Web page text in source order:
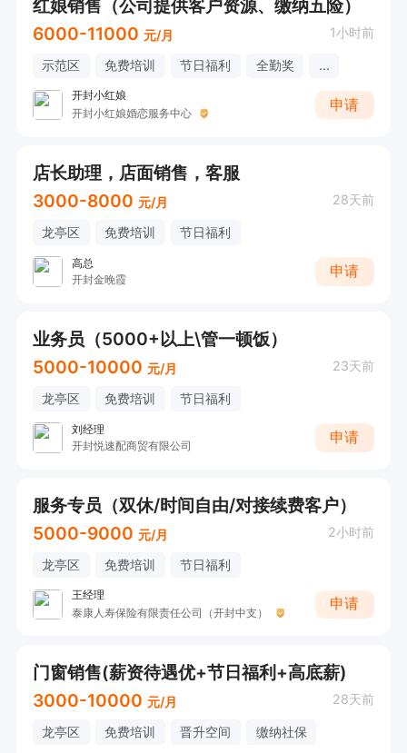
红娘销售（公司提供客户资源、缴纳五险）
6000-11000 元/月 1小时前
示范区 免费培训 节日福利 全勤奖 ...
开封小红娘
开封小红娘婚恋服务中心
申请
店长助理，店面销售，客服
3000-8000 元/月 28天前
龙亭区 免费培训 节日福利
高总
开封金晚霞
申请
业务员（5000+以上\管一顿饭）
5000-10000 元/月 23天前
龙亭区 免费培训 节日福利
刘经理
开封悦速配商贸有限公司
申请
服务专员（双休/时间自由/对接续费客户）
5000-9000 元/月 2小时前
龙亭区 免费培训 节日福利
王经理
泰康人寿保险有限责任公司（开封中支）
申请
门窗销售(薪资待遇优+节日福利+高底薪)
3000-10000 元/月 28天前
龙亭区 免费培训 晋升空间 缴纳社保